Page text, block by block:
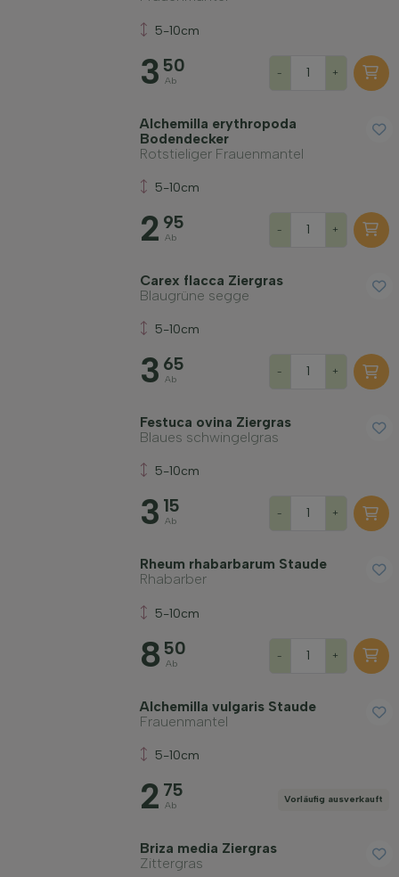
Widerstandsfähigkeit
5-10cm
3 50
Ab
- +
Alchemilla erythropoda
Bodendecker
Rotstieliger Frauenmantel
5-10cm
2 95
Ab
- +
Carex flacca Ziergras
Blaugrüne segge
5-10cm
3 65
Ab
- +
Festuca ovina Ziergras
Blaues schwingelgras
5-10cm
3 15
Ab
- +
Rheum rhabarbarum Staude
Rhabarber
5-10cm
8 50
Ab
- +
Alchemilla vulgaris Staude
Frauenmantel
5-10cm
2 75
Ab
Vorläufig ausverkauft
Briza media Ziergras
Zittergras